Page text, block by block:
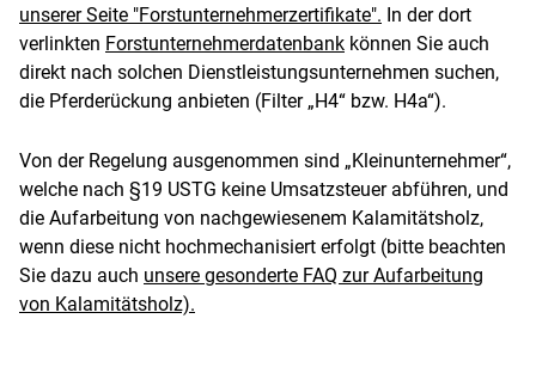
unserer Seite "Forstunternehmerzertifikate". In der dort
verlinkten Forstunternehmerdatenbank können Sie auch
direkt nach solchen Dienstleistungsunternehmen suchen,
die Pferderückung anbieten (Filter „H4“ bzw. H4a“).
Von der Regelung ausgenommen sind „Kleinunternehmer“,
welche nach §19 USTG keine Umsatzsteuer abführen, und
die Aufarbeitung von nachgewiesenem Kalamitätsholz,
wenn diese nicht hochmechanisiert erfolgt (bitte beachten
Sie dazu auch unsere gesonderte FAQ zur Aufarbeitung
von Kalamitätsholz).